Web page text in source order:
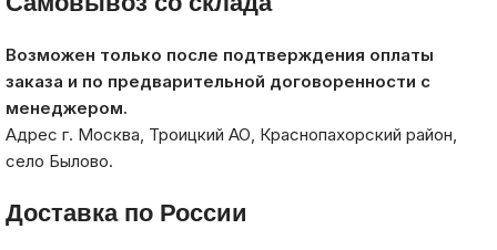
Возможен только после подтверждения оплаты
заказа и по предварительной договоренности с
менеджером.
Адрес г. Москва, Троицкий АО, Краснопахорский район,
село Былово.
Доставка по России